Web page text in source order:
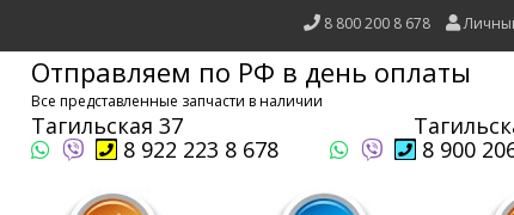
8 800 200 8 678
Отправляем по РФ в день оплаты
Все представленные запчасти в наличии
Тагильская 37
8 922 223 8 678
8 900